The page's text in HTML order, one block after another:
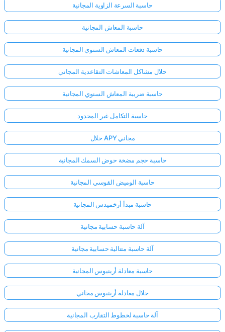
حاسبة السرعة الزاوية المجانية
حاسبة المعاش المجانية
حاسبة دفعات المعاش السنوي المجانية
حلال مشاكل المعاشات التقاعدية المجاني
حاسبة ضريبة المعاش السنوي المجانية
حاسبة التكامل غير المحدود
حلال APY مجاني
حاسبة حجم مضخة حوض السمك المجانية
حاسبة الوميض القوسي المجانية
حاسبة مبدأ أرخميدس المجانية
آلة حاسبة حسابية مجانية
آلة حاسبة متتالية حسابية مجانية
حاسبة معادلة أرينيوس المجانية
حلال معادلة أرينيوس مجاني
آلة حاسبة لخطوط التقارب المجانية